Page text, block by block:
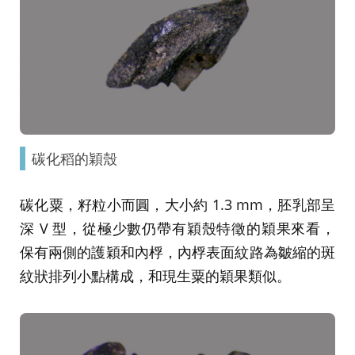
碳化稻的穎殼
碳化粟，籽粒小而圓，大小約 1.3 mm，胚乳部呈
深 V 型，從極少數仍帶有穎殼特徵的穎果來看，
保有兩側的護穎和內桴，內桴表面紋路為皺縮的斑
紋狀排列小點構成，和現生粟的穎果類似。